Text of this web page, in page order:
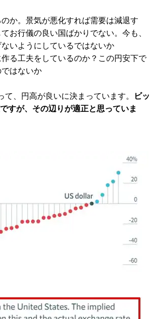
か。景気が悪化すれば需要は減退す
お行儀の良い国ばかりでない。今も、
いようにしているではないか
る工夫をしているのか？この円安下で
はないか
て、円高が良いに決まっています。
ビッ
すが、その辺りが適正と思っていま